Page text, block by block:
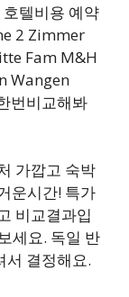
텔비용 예약
2 Zimmer
Fam M&H
Wangen
번비교해봐
가깝고 숙박
운시간! 특가
비교결과입
세요. 독일 반
서 결정해요.